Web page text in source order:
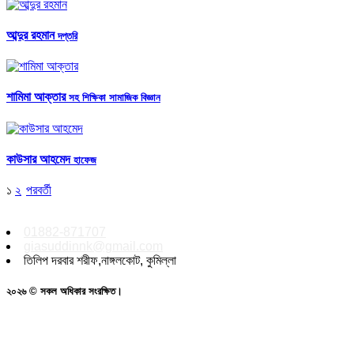
আব্দুর রহমানদপ্তরি
শামিমা আক্তার সহ শিক্ষিকা সামাজিক বিজ্ঞান
কাউসার আহমেদ হাফেজ
১ ২ পরবর্তী
তিলিপ দরবার শরীফ,নাঙ্গলকোট, কুমিল্লা
২০২৬ © সকল অধিকার সংরক্ষিত।